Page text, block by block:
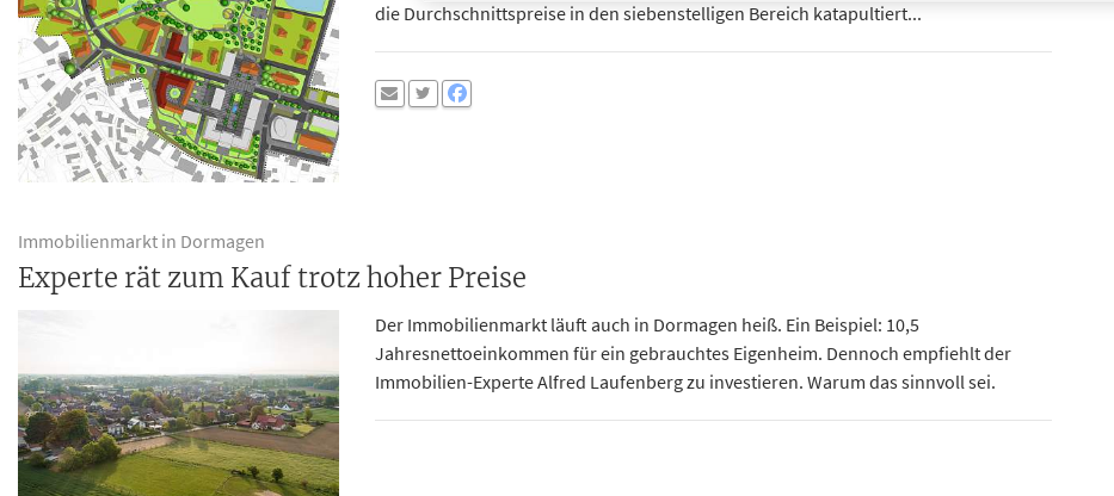
die Durchschnittspreise in den siebenstelligen Bereich katapultiert...
Immobilienmarkt in Dormagen
Experte rät zum Kauf trotz hoher Preise
Der Immobilienmarkt läuft auch in Dormagen heiß. Ein Beispiel: 10,5
Jahresnettoeinkommen für ein gebrauchtes Eigenheim. Dennoch empfiehlt der
Immobilien-Experte Alfred Laufenberg zu investieren. Warum das sinnvoll sei.